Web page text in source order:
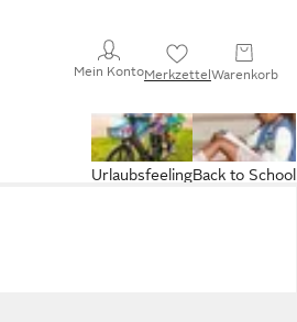
Mein KontoMerkzettelWarenkorb
Back to School
Urlaubsfeeling